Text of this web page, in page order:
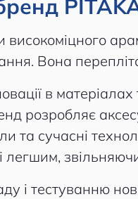
високоміцного
Вона
в
розробляє
та сучасні
і тестуванню